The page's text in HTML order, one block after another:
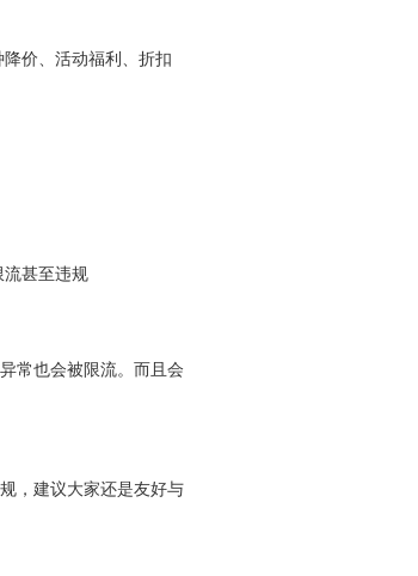
价、活动福利、折扣
甚至违规
常也会被限流。而且会
，建议大家还是友好与